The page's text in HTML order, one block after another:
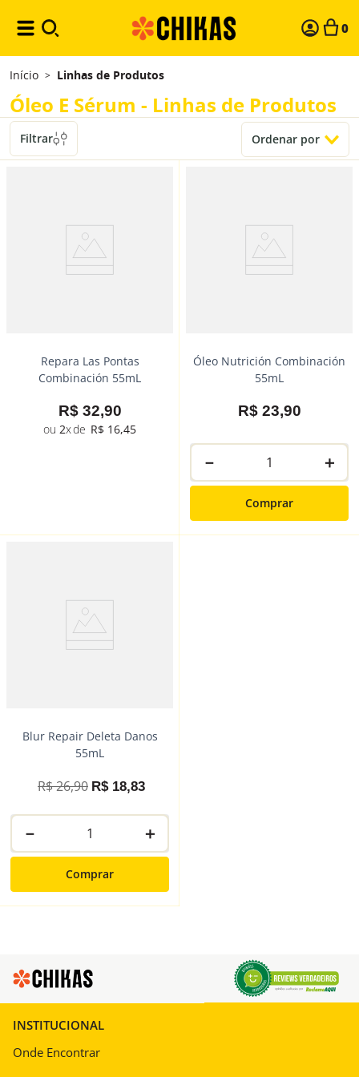
0
Início > Linhas de Produtos
Óleo E Sérum - Linhas de Produtos
Filtrar Ordenar por
Repara Las Pontas
Combinación 55mL
R$ 32,90
2 R$ 16,45
Comprar
Óleo Nutrición Combinación
55mL
R$ 23,90
＋
－
Comprar
Blur Repair Deleta Danos
55mL
R$26,90 R$ 18,83
＋
－
Comprar
INSTITUCIONAL
Onde Encontrar